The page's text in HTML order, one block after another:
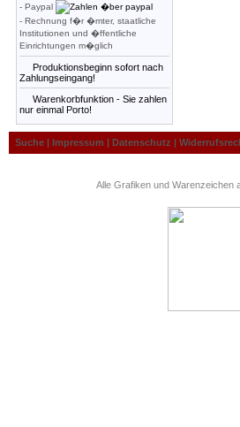
- Paypal
- Rechnung f�r �mter, staatliche
Institutionen und �ffentliche
Einrichtungen m�glich
Produktionsbeginn sofort nach
Zahlungseingang!
Warenkorbfunktion - Sie zahlen
nur einmal Porto!
Suche | Impressum | Datenschutz |
Alle Grafiken und